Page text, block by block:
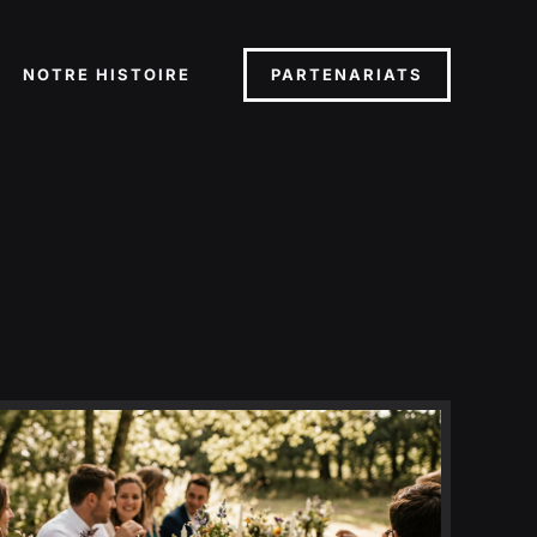
NOTRE HISTOIRE PARTENARIATS